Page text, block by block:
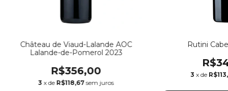
Château de Viaud-Lalande AOC
Lalande-de-Pomerol 2023
R$356,00
3 x de R$118,67 sem juros
Rutini
3 x de